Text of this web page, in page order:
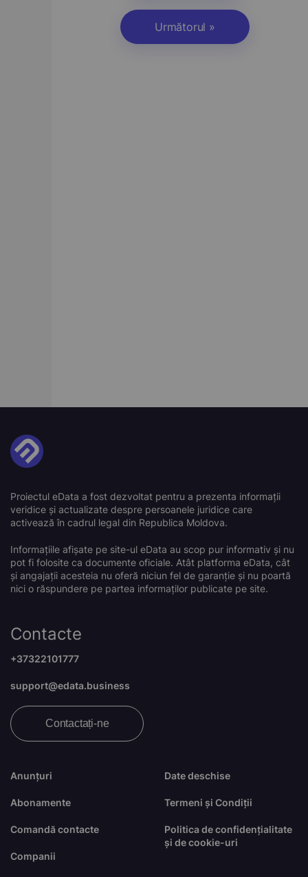
Următorul »
Proiectul eData a fost dezvoltat pentru a prezenta informații
veridice și actualizate despre persoanele juridice care
activează în cadrul legal din Republica Moldova.
Informațiile afișate pe site-ul eData au scop pur informativ și nu
pot fi folosite ca documente oficiale. Atât platforma eData, cât
și angajații acesteia nu oferă niciun fel de garanție și nu poartă
nici o răspundere pe partea informaților publicate pe site.
Anunțuri
Abonamente
Comandă contacte
Companii
Date deschise
Termeni și Condiții
Politica de confidențialitate
și de cookie-uri
Contacte
+37322101777
support@edata.business
Contactați-ne